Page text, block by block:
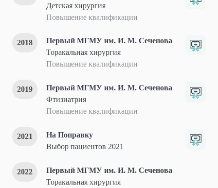
Детская хирургия
Повышение квалификации
2018
Первый МГМУ им. И. М. Сеченова
Торакальная хирургия
Повышение квалификации
2019
Первый МГМУ им. И. М. Сеченова
Фтизиатрия
Повышение квалификации
2021
На Поправку
Выбор пациентов 2021
2022
Первый МГМУ им. И. М. Сеченова
Торакальная хирургия